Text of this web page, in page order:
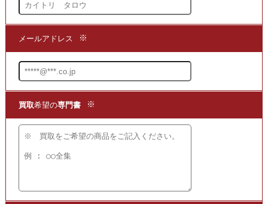
現在の商品の価値をお確かめください。
●買取方法は簡単3ステップ！
1.問い合わせて
2.申し込みをして
3.発送するだけ!!
【かんたん 便利で無料】の宅配買取を
ご利用ください!